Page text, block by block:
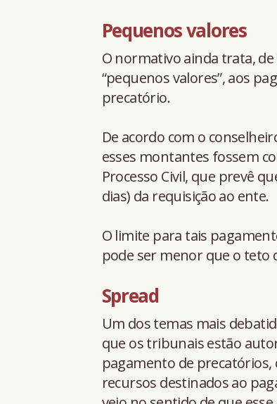
Pequenos valores
O normativo ainda trata,
“pequenos valores”, aos
precatório.
De acordo com o
esses montantes fossem
Processo Civil, que prevê
dias) da requisição ao ente.
O limite para tais
pode ser menor que o teto
Spread
Um dos temas mais
que os tribunais estão
pagamento de precatórios,
recursos destinados ao